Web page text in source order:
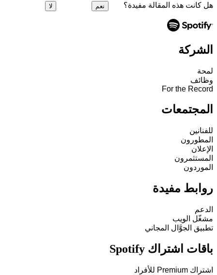
هل كانت هذه المقالة مفيدة؟ نعم لا
الشركة
لمحة
وظائف
For the Record
المجتمعات
للفنانين
المطورون
الإعلان
المستثمرون
الموردون
روابط مفيدة
الدعم
مشغّل الويب
تطبيق الجوَّال المجاني
باقات اشتراك Spotify
اشتراك Premium للأفراد